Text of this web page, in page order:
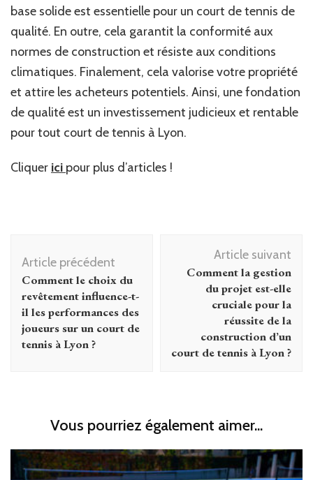
base solide est essentielle pour un court de tennis de
qualité. En outre, cela garantit la conformité aux
normes de construction et résiste aux conditions
climatiques. Finalement, cela valorise votre propriété
et attire les acheteurs potentiels. Ainsi, une fondation
de qualité est un investissement judicieux et rentable
pour tout court de tennis à Lyon.
Cliquer ici pour plus d’articles !
d'article
Article précédent
Comment le choix du
revêtement influence-t-
il les performances des
joueurs sur un court de
tennis à Lyon ?
Article suivant
Comment la gestion
du projet est-elle
cruciale pour la
réussite de la
construction d’un
court de tennis à Lyon ?
Vous pourriez également aimer...